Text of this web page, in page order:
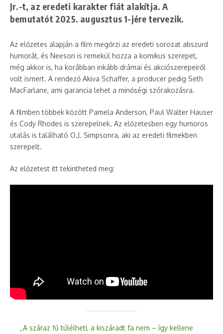
Jr.-t, az eredeti karakter fiát alakítja. A
bemutatót 2025. augusztus 1-jére tervezik.​
Az előzetes alapján a film megőrzi az eredeti sorozat abszurd
humorát, és Neeson is remekül hozza a komikus szerepet,
még akkor is, ha korábban inkább drámai és akciószerepeiről
volt ismert. A rendező Akiva Schaffer, a producer pedig Seth
MacFarlane, ami garancia lehet a minőségi szórakozásra.​
A filmben többek között Pamela Anderson, Paul Walter Hauser
és Cody Rhodes is szerepelnek. Az előzetesben egy humoros
utalás is található O.J. Simpsonra, aki az eredeti filmekben
szerepelt.​
Az előzetest itt tekintheted meg:​
„A száraz fű túlélheti, a kiszáradt fa nem – így kellene